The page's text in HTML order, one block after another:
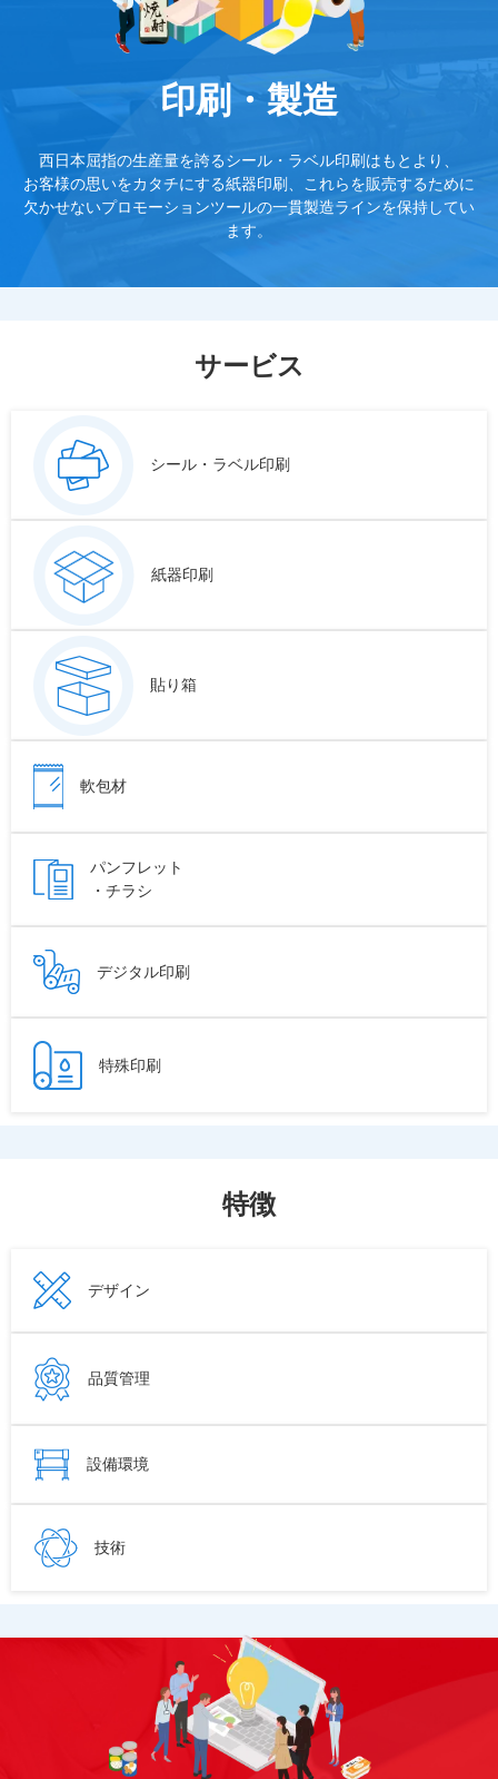
印刷・製造
西日本屈指の生産量を誇るシール・ラベル印刷はもとより、
お客様の思いをカタチにする紙器印刷、これらを販売するために
欠かせないプロモーションツールの一貫製造ラインを保持してい
ます。
サービス
シール・ラベル印刷
紙器印刷
貼り箱
軟包材
パンフレット
・チラシ
デジタル印刷
特殊印刷
特徴
デザイン
品質管理
設備環境
技術